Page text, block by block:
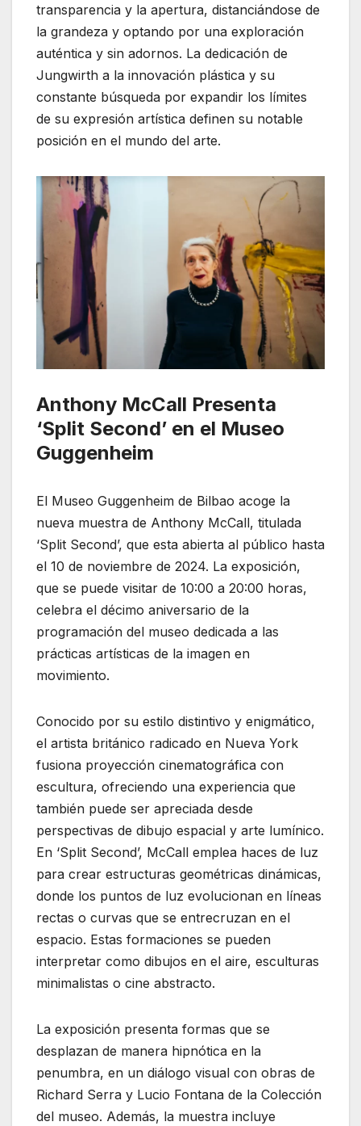
transparencia y la apertura, distanciándose de
la grandeza y optando por una exploración
auténtica y sin adornos. La dedicación de
Jungwirth a la innovación plástica y su
constante búsqueda por expandir los límites
de su expresión artística definen su notable
posición en el mundo del arte.
Anthony McCall Presenta
‘Split Second’ en el Museo
Guggenheim
El Museo Guggenheim de Bilbao acoge la
nueva muestra de Anthony McCall, titulada
‘Split Second’, que esta abierta al público hasta
el 10 de noviembre de 2024. La exposición,
que se puede visitar de 10:00 a 20:00 horas,
celebra el décimo aniversario de la
programación del museo dedicada a las
prácticas artísticas de la imagen en
movimiento.
Conocido por su estilo distintivo y enigmático,
el artista británico radicado en Nueva York
fusiona proyección cinematográfica con
escultura, ofreciendo una experiencia que
también puede ser apreciada desde
perspectivas de dibujo espacial y arte lumínico.
En ‘Split Second’, McCall emplea haces de luz
para crear estructuras geométricas dinámicas,
donde los puntos de luz evolucionan en líneas
rectas o curvas que se entrecruzan en el
espacio. Estas formaciones se pueden
interpretar como dibujos en el aire, esculturas
minimalistas o cine abstracto.
La exposición presenta formas que se
desplazan de manera hipnótica en la
penumbra, en un diálogo visual con obras de
Richard Serra y Lucio Fontana de la Colección
del museo. Además, la muestra incluye